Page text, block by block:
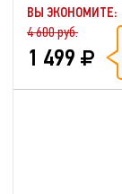
ВЫ ЭКОНОМИТЕ:
4 600 руб.
1 499